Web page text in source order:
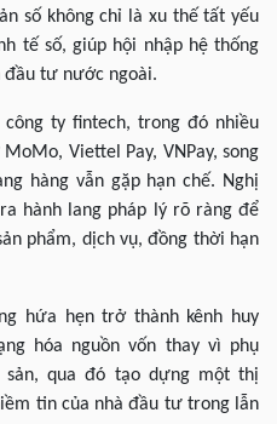
số không chỉ là xu thế tất yếu
tế số, giúp hội nhập hệ thống
đầu tư nước ngoài.
ty fintech, trong đó nhiều
Viettel Pay, VNPay, song
hàng vẫn gặp hạn chế. Nghị
hành lang pháp lý rõ ràng để
phẩm, dịch vụ, đồng thời hạn
hứa hẹn trở thành kênh huy
hóa nguồn vốn thay vì phụ
sản, qua đó tạo dựng một thị
tin của nhà đầu tư trong lẫn